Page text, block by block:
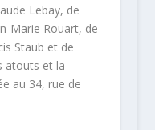
Lebay, de
Marie Rouart, de
Staub et de
atouts et la
au 34, rue de